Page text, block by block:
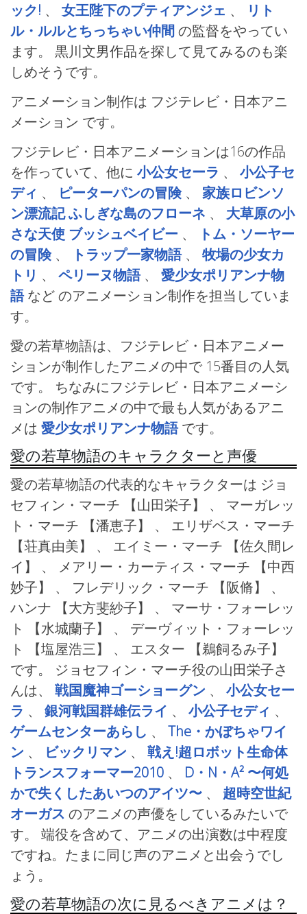
ック! 、 女王陛下のプティアンジェ 、
リト
ル・ルルとちっちゃい仲間 の監督をやってい
ます。 黒川文男作品を探して見てみるのも楽
しめそうです。
アニメーション制作は フジテレビ・日本アニ
メーション です。
フジテレビ・日本アニメーションは16の作品
を作っていて、他に 小公女セーラ 、 小公子セ
ディ 、 ピーターパンの冒険、 家族ロビンソ
ン漂流記 ふしぎな島のフローネ 、 大草原の小
さな天使 ブッシュベイビー 、
トム・ソーヤー
の冒険 、 トラップ一家物語、 牧場の少女カ
トリ 、 ペリーヌ物語、 愛少女ポリアンナ物
語 などのアニメーション制作を担当していま
す。
愛の若草物語は、フジテレビ・日本アニメー
ションが制作したアニメの中で 15番目の人気
です。 ちなみにフジテレビ・日本アニメーシ
ョンの制作アニメの中で最も人気があるアニ
メは 愛少女ポリアンナ物語です。
愛の若草物語のキャラクターと声優
愛の若草物語の代表的なキャラクターは ジョ
セフィン・マーチ
【山田栄子】 、 マーガレッ
ト・マーチ
【潘恵子】 、 エリザベス・マーチ
【荘真由美】 、 エイミー・マーチ
【佐久間レ
イ】 、 メアリー・カーティス・マーチ
【中西
妙子】 、 フレデリック・マーチ
【阪脩】 、
ハンナ
【大方斐紗子】 、 マーサ・フォーレッ
ト
【水城蘭子】 、 デーヴィット・フォーレッ
ト
【塩屋浩三】 、 エスター
【鵜飼るみ子】
です。 ジョセフィン・マーチ役の山田栄子さ
んは、 戦国魔神ゴーショーグン 、 小公女セー
ラ 、 銀河戦国群雄伝ライ 、 小公子セディ 、
ゲームセンターあらし 、 The・かぼちゃワイ
ン 、 ビックリマン 、 戦え!超ロボット生命体
トランスフォーマー2010 、 D・N・A² 〜何処
かで失くしたあいつのアイツ〜 、 超時空世紀
オーガス のアニメの声優をしているみたいで
す。 端役を含めて、アニメの出演数は中程度
ですね。たまに同じ声のアニメと出会うでし
ょう。
愛の若草物語の次に見るべきアニメは？